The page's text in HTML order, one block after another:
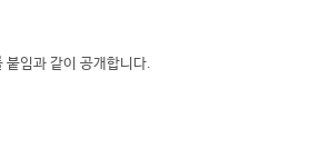
임과 같이 공개합니다.